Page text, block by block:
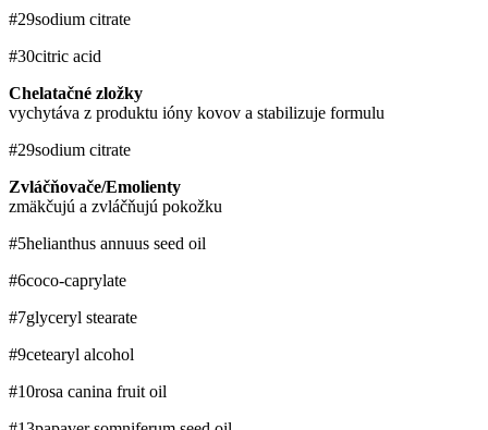
#29sodium citrate
#30citric acid
Chelatačné zložky
vychytáva z produktu ióny kovov a stabilizuje formulu
#29sodium citrate
Zvláčňovače/Emolienty
zmäkčujú a zvláčňujú pokožku
#5helianthus annuus seed oil
#6coco-caprylate
#7glyceryl stearate
#9cetearyl alcohol
#10rosa canina fruit oil